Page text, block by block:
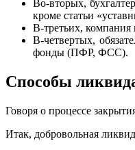
Во-вторых,
кроме статьи
В-третьих, компания
В-четвертых,
фонды (ПФР, ФСС).
Способы
Говоря о процессе
Итак, добровольная